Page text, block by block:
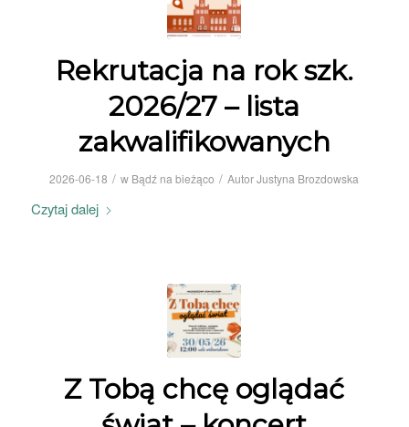
Rekrutacja na rok szk.
2026/27 – lista
zakwalifikowanych
2026-06-18 / w Bądź na bieżąco / AutorJustyna Brozdowska
Czytaj dalej
Z Tobą chcę oglądać